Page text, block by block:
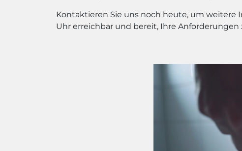
Kontaktieren Sie uns noch heute, um weitere
Uhr erreichbar und bereit, Ihre Anforderungen